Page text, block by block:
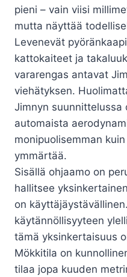
pieni – vain viisi
mutta näyttää
Levenevät
kattokaiteet ja
vararengas antavat
viehätyksen.
Jimnyn suunnittelussa
automaista
monipuolisemman
ymmärtää.
Sisällä ohjaamo on
hallitsee
on
käytännöllisyyteen
tämä yksinkertaisuus
Mökkitila on
tilaa jopa kuuden